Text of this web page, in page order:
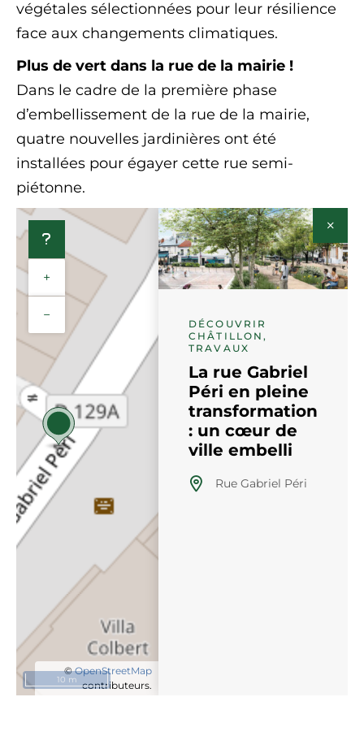
végétales sélectionnées pour leur résilience
face aux changements climatiques.
Plus de vert dans la rue de la mairie !
Dans le cadre de la première phase
d’embellissement de la rue de la mairie,
quatre nouvelles jardinières ont été
installées pour égayer cette rue semi-
piétonne.
+
−
©OpenStreetMap
contributeurs.
10 m
DÉCOUVRIR
CHÂTILLON,
TRAVAUX
La rue Gabriel
Péri en pleine
transformation
: un cœur de
ville embelli
Rue Gabriel Péri